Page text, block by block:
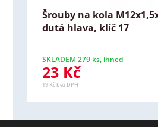
Šrouby na kola
dutá hlava, klíč 17
SKLADEM 279 ks, ihned
23 Kč
19 Kč bez DPH